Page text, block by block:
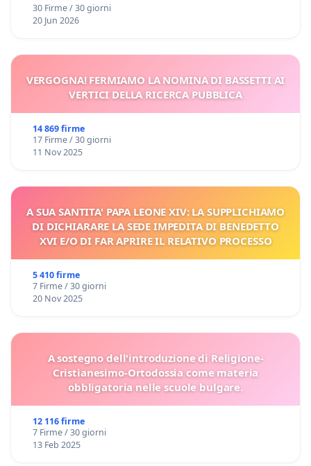
30 Firme / 30 giorni
20 Jun 2026
VERGOGNA! FERMIAMO LA NOMINA DI BASSETTI AI
VERTICI DELLA RICERCA PUBBLICA
14 869 firme
17 Firme / 30 giorni
11 Nov 2025
A SUA SANTITA' PAPA LEONE XIV: LA SUPPLICHIAMO
DI DICHIARARE LA SEDE IMPEDITA DI BENEDETTO
XVI E/O DI FAR APRIRE IL RELATIVO PROCESSO
5 410 firme
7 Firme / 30 giorni
20 Nov 2025
A sostegno dell'introduzione di Religione-
Cristianesimo-Ortodossia come materia
obbligatoria nelle scuole bulgare.
12 116 firme
7 Firme / 30 giorni
13 Feb 2025